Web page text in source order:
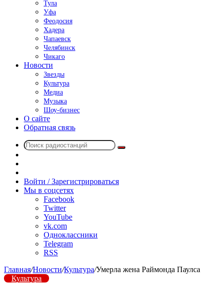
Тула
Уфа
Феодосия
Хадера
Чапаевск
Челябинск
Чикаго
Новости
Звезды
Культура
Медиа
Музыка
Шоу-бизнес
О сайте
Обратная связь
Поиск
радио
Войти / Зарегистрироваться
Мы в соцсетях
Facebook
Twitter
YouTube
vk.com
Одноклассники
Telegram
RSS
Главная/Новости/Культура/Умерла жена Раймонда Паулса
Культура